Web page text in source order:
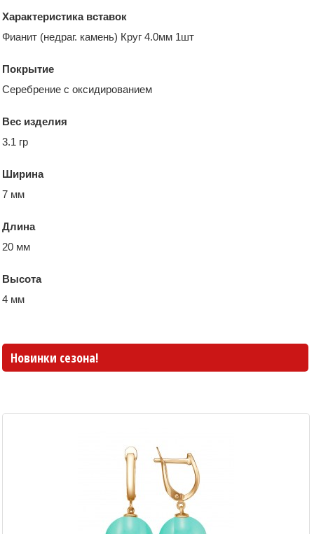
Характеристика вставок
Фианит (недраг. камень) Круг 4.0мм 1шт
Покрытие
Серебрение с оксидированием
Вес изделия
3.1 гр
Ширина
7 мм
Длина
20 мм
Высота
4 мм
Новинки сезона!